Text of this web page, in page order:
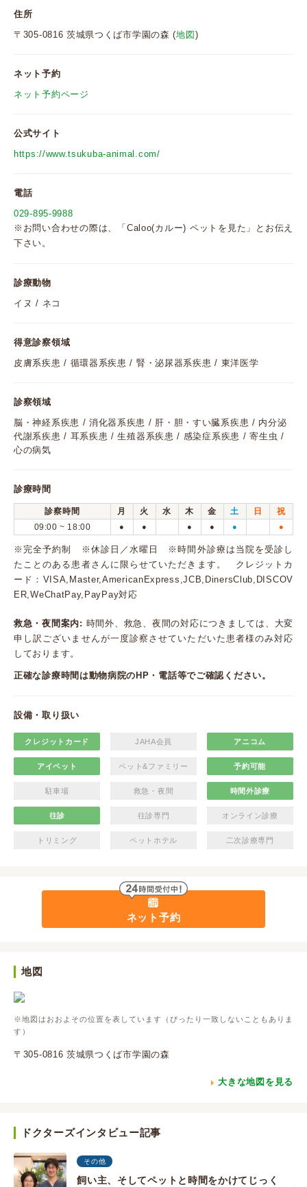
住所
〒305-0816 茨城県つくば市学園の森 (地図 )
ネット予約
ネット予約ページ
公式サイト
https://www.tsukuba-animal.com/
電話
029-895-9988
※お問い合わせの際は、「Caloo(カルー) ペットを見た」とお伝え
下さい。
診療動物
イヌ / ネコ
得意診察領域
皮膚系疾患 / 循環器系疾患 / 腎・泌尿器系疾患 / 東洋医学
診察領域
脳・神経系疾患 / 消化器系疾患 / 肝・胆・すい臓系疾患 / 内分泌
代謝系疾患 / 耳系疾患 / 生殖器系疾患 / 感染症系疾患 / 寄生虫 /
心の病気
診療時間
診察時間 月 火 水 木 金 土 日
祝
09:00 ~ 18:00
● ● ● ● ● ●
※完全予約制 ※休診日／水曜日 ※時間外診療は当院を受診し
たことのある患者さんに限らせていただきます。 クレジットカ
ード：VISA,Master,AmericanExpress,JCB,DinersClub,DISCOV
ER,WeChatPay,PayPay対応
救急・夜間案内: 時間外、救急、夜間の対応につきましては、大変
申し訳ございませんが一度診察させていただいた患者様のみ対応
しております。
正確な診療時間は動物病院のHP・電話等でご確認ください。
設備・取り扱い
クレジットカード JAHA会員 アニコム
アイペット ペット&ファミリー 予約可能
駐車場 救急・夜間 時間外診療
往診 往診専門 オンライン診療
トリミング ペットホテル 二次診療専門
ネット予約
地図
※地図はおおよその位置を表しています（ぴったり一致しないこともありま
す）
〒305-0816 茨城県つくば市学園の森
大きな地図を見る
ドクターズインタビュー記事
その他
飼い主、そしてペットと時間をかけてじっく